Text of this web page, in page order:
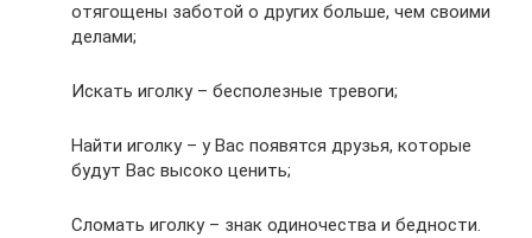
отягощены заботой о других больше, чем своими
делами;
Искать иголку – бесполезные тревоги;
Найти иголку – у Вас появятся друзья, которые
будут Вас высоко ценить;
Сломать иголку – знак одиночества и бедности.